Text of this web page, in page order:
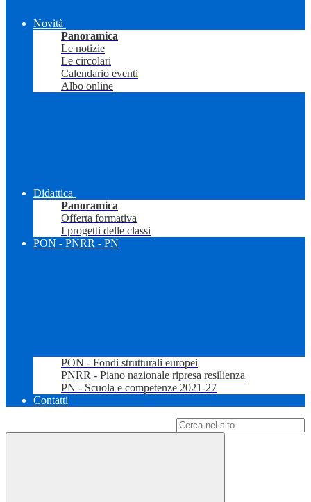
Novità
Panoramica
Le notizie
Le circolari
Calendario eventi
Albo online
Didattica
Panoramica
Offerta formativa
I progetti delle classi
PON - PNRR - PN
PON - Fondi strutturali europei
PNRR - Piano nazionale ripresa resilienza
PN - Scuola e competenze 2021-27
Contatti